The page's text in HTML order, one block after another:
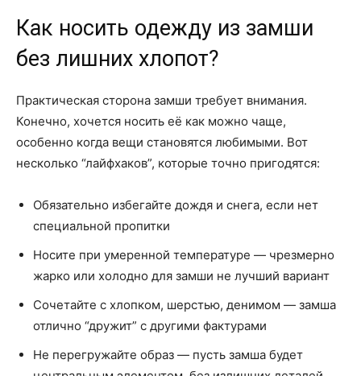
Как носить одежду из замши
без лишних хлопот?
Практическая сторона замши требует внимания.
Конечно, хочется носить её как можно чаще,
особенно когда вещи становятся любимыми. Вот
несколько “лайфхаков”, которые точно пригодятся:
Обязательно избегайте дождя и снега, если нет
специальной пропитки
Носите при умеренной температуре — чрезмерно
жарко или холодно для замши не лучший вариант
Сочетайте с хлопком, шерстью, денимом — замша
отлично “дружит” с другими фактурами
Не перегружайте образ — пусть замша будет